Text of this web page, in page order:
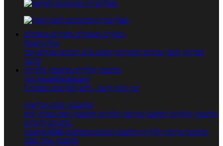
מוצרים ומאכלים מוצרים ומאכלים
מילון האוכל
תפריטי תזונה ערכים תזונתיים חיפוש ע"פ רכיבים מכילים הכי
הרבה
מחשבון קלוריות מחשבון קלוריות
מנוי FoodsDictionary
5 ימי ניסיון חינם - לחצו לפרטים נוספים
מחשבוני תזונה ובריאות
מחשבון קלוריות מחשבון שריפת קלוריות מחשבון דופק מטרה יחס
מותניים לירכיים
מחשבון BMI
מחשבון צריכת קלוריות מחשבון מינונים מומלצים
מחשבון אחוז שומן